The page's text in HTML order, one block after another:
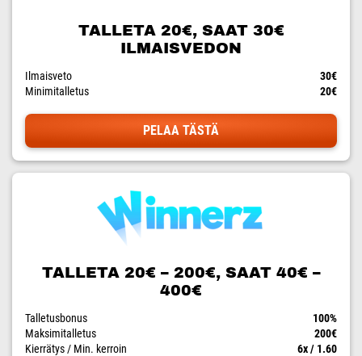
TALLETA 20€, SAAT 30€
ILMAISVEDON
Ilmaisveto
30€
Minimitalletus
20€
PELAA TÄSTÄ
TALLETA 20€ – 200€, SAAT 40€ –
400€
Talletusbonus
100%
Maksimitalletus
200€
Kierrätys / Min. kerroin
6x / 1.60